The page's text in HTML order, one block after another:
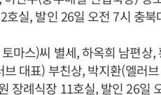
호실, 발인 26일 오전 7시 충
마스)씨 별세, 하옥희 남편상
대표) 부친상, 박지환(엘러
장례식장 11호실, 발인 26일